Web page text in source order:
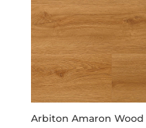
Arbiton Amaron Wood